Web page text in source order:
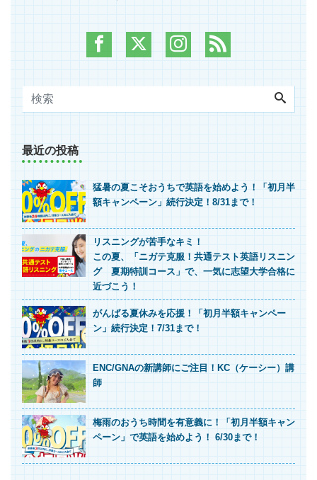
最近の投稿
猛暑の夏こそおうちで英語を始めよう！「初月半
額キャンペーン」続行決定！8/31まで！
リスニングが苦手なキミ！
この夏、「ニガテ克服！共通テスト英語リスニン
グ 夏期特訓コース」で、一気に志望大学合格に
近づこう！
がんばる夏休みを応援！「初月半額キャンペー
ン」続行決定！7/31まで！
ENC/GNAの新講師にご注目！KC（ケーシー）講
師
梅雨のおうち時間を有意義に！「初月半額キャン
ペーン」で英語を始めよう！ 6/30まで！